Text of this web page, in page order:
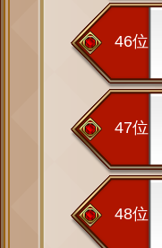
46位
47位
48位